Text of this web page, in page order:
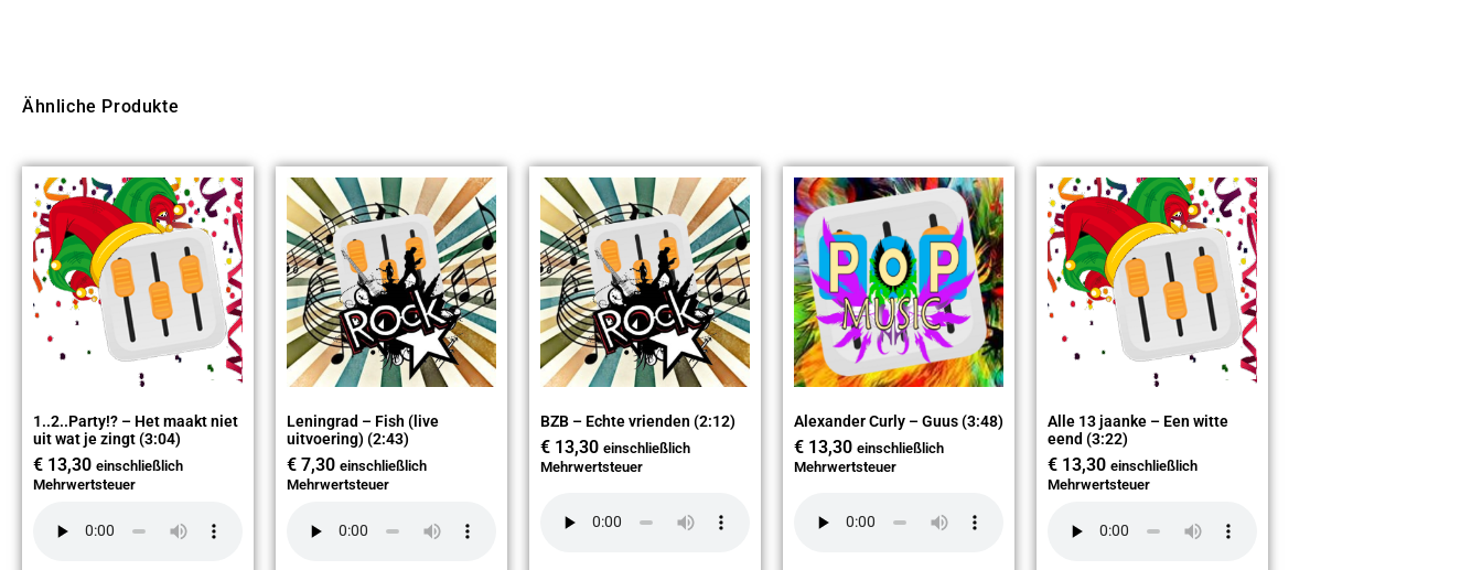
Ähnliche Produkte
1..2..Party!? – Het maakt niet
uit wat je zingt (3:04)
€ 13,30 einschließlich
Mehrwertsteuer
Leningrad – Fish (live
uitvoering) (2:43)
€ 7,30 einschließlich
Mehrwertsteuer
BZB – Echte vrienden (2:12)
€ 13,30 einschließlich
Mehrwertsteuer
Alexander Curly – Guus (3:48)
€ 13,30 einschließlich
Mehrwertsteuer
Alle 13 jaanke – Een witte
eend (3:22)
€ 13,30 einschließlich
Mehrwertsteuer